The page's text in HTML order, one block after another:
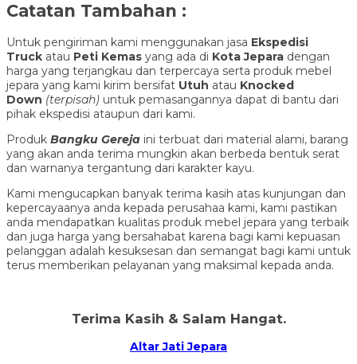
Catatan Tambahan :
Untuk pengiriman kami menggunakan jasa Ekspedisi
Truck atau Peti Kemas yang ada di Kota Jepara dengan
harga yang terjangkau dan terpercaya serta produk mebel
jepara yang kami kirim bersifat Utuh atau Knocked
Down (terpisah) untuk pemasangannya dapat di bantu dari
pihak ekspedisi ataupun dari kami.
Produk Bangku Gereja ini terbuat dari material alami, barang
yang akan anda terima mungkin akan berbeda bentuk serat
dan warnanya tergantung dari karakter kayu.
Kami mengucapkan banyak terima kasih atas kunjungan dan
kepercayaanya anda kepada perusahaa kami, kami pastikan
anda mendapatkan kualitas produk mebel jepara yang terbaik
dan juga harga yang bersahabat karena bagi kami kepuasan
pelanggan adalah kesuksesan dan semangat bagi kami untuk
terus memberikan pelayanan yang maksimal kepada anda.
Terima Kasih & Salam Hangat.
Altar Jati Jepara